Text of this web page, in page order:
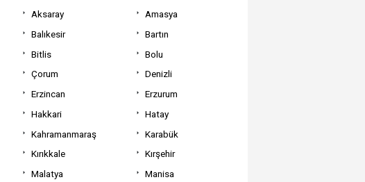
Aksaray
Amasya
Balıkesir
Bartın
Bitlis
Bolu
Çorum
Denizli
Erzincan
Erzurum
Hakkari
Hatay
Kahramanmaraş
Karabük
Kırıkkale
Kırşehir
Malatya
Manisa